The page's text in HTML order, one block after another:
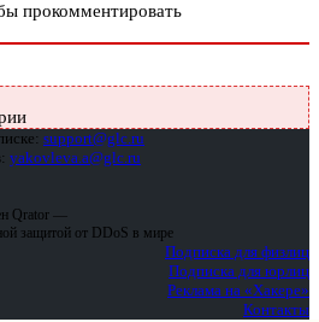
прокомментировать
support@glc.ru
yakovleva.a@glc.ru
Qrator —
защитой от DDoS в мире
Подписка для физлиц
Подписка для юрлиц
Реклама на «Хакере»
Контакты